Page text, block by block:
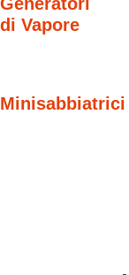
di Vapore
Minisabbiatrici